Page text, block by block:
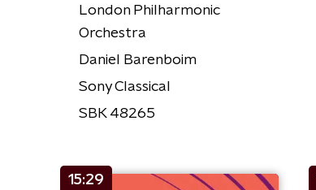
London Philharmonic
Orchestra
Daniel Barenboim
Sony Classical
SBK 48265
15:29